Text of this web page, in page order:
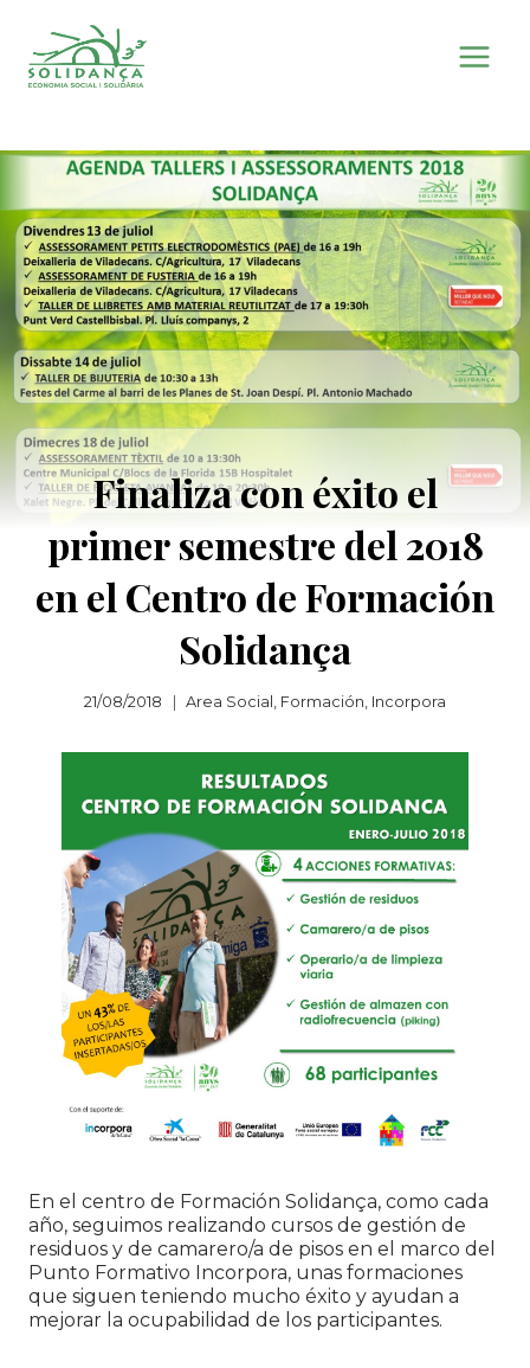
contenido
Finaliza con éxito el
primer semestre del 2018
en el Centro de Formación
Solidança
21/08/2018 Area Social , Formación, Incorpora
En el centro de Formación Solidança, como cada
año, seguimos realizando cursos de gestión de
residuos y de camarero/a de pisos en el marco del
Punto Formativo Incorpora, unas formaciones
que siguen teniendo mucho éxito y ayudan a
mejorar la ocupabilidad de los participantes.